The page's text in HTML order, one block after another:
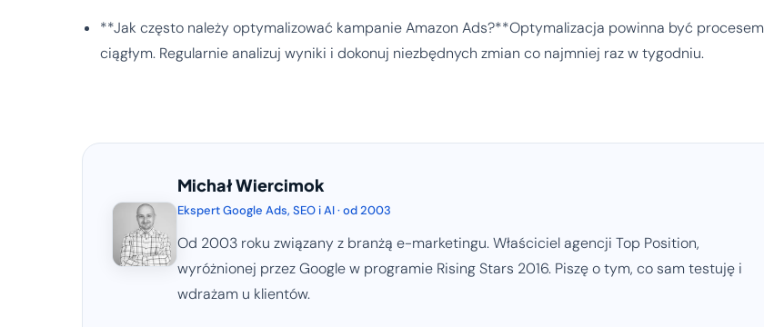
**Jak często należy optymalizować kampanie Amazon Ads?**Optymalizacja powinna być procesem
ciągłym. Regularnie analizuj wyniki i dokonuj niezbędnych zmian co najmniej raz w tygodniu.
Michał Wiercimok
Ekspert Google Ads, SEO i AI · od 2003
Od 2003 roku związany z branżą e-marketingu. Właściciel agencji Top Position,
wyróżnionej przez Google w programie Rising Stars 2016. Piszę o tym, co sam testuję i
wdrażam u klientów.